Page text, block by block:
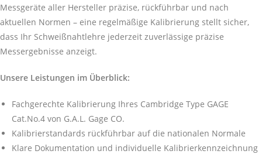
Messgeräte aller Hersteller präzise, rückführbar und nach
aktuellen Normen – eine regelmäßige Kalibrierung stellt sicher,
dass Ihr Schweißnahtlehre jederzeit zuverlässige präzise
Messergebnisse anzeigt.
Unsere Leistungen im Überblick:
Fachgerechte Kalibrierung Ihres Cambridge Type GAGE
Cat.No.4 von G.A.L. Gage CO.
Kalibrierstandards rückführbar auf die nationalen Normale
Klare Dokumentation und individuelle Kalibrierkennzeichnung